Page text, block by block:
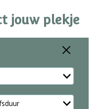
jouw plekje